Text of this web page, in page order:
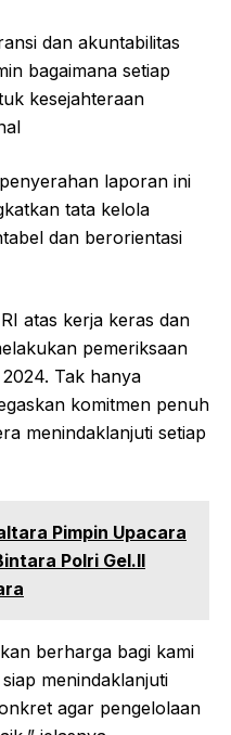
dan akuntabilitas
bagaimana setiap
kesejahteraan
laporan ini
tata kelola
dan berorientasi
atas kerja keras dan
pemeriksaan
Tak hanya
komitmen penuh
menindaklanjuti setiap
Pimpin Upacara
Polri Gel.II
berharga bagi kami
menindaklanjuti
agar pengelolaan